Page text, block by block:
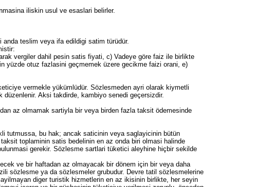
iliskin usul ve esaslari belirler.
teslim veya ifa edildigi satim türüdür.
vergiler dahil pesin satis fiyati, c) Vadeye göre faiz ile birlikte
yüzde otuz fazlasini geçmemek üzere gecikme faizi orani, e)
vermekle yükümlüdür. Sözlesmeden ayri olarak kiymetli
Aksi takdirde, kambiyo senedi geçersizdir.
az olmamak sartiyla bir veya birden fazla taksit ödemesinde
tutmussa, bu hak; ancak saticinin veya saglayicinin bütün
toplaminin satis bedelinin en az onda biri olmasi halinde
gerekir. Sözlesme sartlari tüketici aleyhine hiçbir sekilde
bu sözlesmenin bir nüshasinin tüketiciye verilmesi zorunludur. Taraflar arasinda akdedilen sözlesmede öngörülen kredi sartlari, sözlesme süresi içerisinde tüketici aleyhine degistirilemez. Sözlesmede; a) Tüketici kredisi tutari, b) Faiz ve diger unsurlarla birlikte toplam borç tutari, c) Faizin hesaplandigi yillik oran, d) Ödeme tarihleri, anapara, faiz, fon ve diger masraflarin ayri ayri belirtildigi ödeme plani, e) Istenecek teminatlar, f) Akdi faiz oraninin yüzde otuz fazlasini geçmemek üzere gecikme faizi orani, g) Borçlunun temerrüde düsmesinin hukuki sonuçlari, h) Kredinin vadesinden önce kapatilmasina iliskin sartlar, i) Kredinin yabanci para birimi cinsinden kullandirilmasi durumunda, geri ödemeye iliskin taksitlerin ve toplam kredi tutarinin hesaplanmasinda, hangi tarihteki kurun dikkate alinacagina iliskin sartlar, yer alir. Kredi veren, taksitlerden birinin veya birkaçinin ödenmemesi halinde kalan borcun tümünün ifasini talep etme hakkini sakli tutmussa, bu hak; ancak kredi verenin bütün edimlerini ifa etmis olmasi durumunda ve tüketicinin birbirini izleyen en az iki taksidi ödemede temerrüde düsmesi halinde kullanilabilir. Ancak kredi verenin bu hakkini kullanabilmesi için en az bir hafta süre vererek muacceliyet uyarisinda bulunmasi gerekir. Tüketici kredisinin teminati olarak sahsi teminat verildigi hallerde, kredi veren, asil borçluya basvurmadan, kefilden borcun ifasini isteyemez. Tüketici, kredi verene borçlandigi toplam miktari önceden ödeyebilecegi gibi ayni zamanda vadesi gelmemis bir ya da birden çok taksit ödemesinde de bulunabilir. Her iki durumda da kredi veren, ödenen miktara göre gerekli faiz ve komisyon indirimini yapmakla yükümlüdür. Bakanlik ödenen miktara göre gerekli faiz ve komisyon indiriminin ne oranda yapilacaginin usul ve esaslarini belirler. Kredi verenin, tüketici kredisini, belirli marka bir mal veya hizmet satin alinmasi ya da belirli bir satici veya saglayici ile yapilacak satis sözlesmesi sarti ile vermesi durumunda satilan malin veya hizmetin hiç ya da zamaninda teslim veya ifa edilmemesi halinde kredi veren tüketiciye karsi satici veya saglayici ile birlikte müteselsilen sorumlu olur. Kredi verenin ödemeleri bir kiymetli evraka baglamasi ya da krediyi kiymetli evrak kabul etmek suretiyle teminat altina almasi yasaktir. Bu yasaga ragmen tüketiciden bir kiymetli evrak alinacak olursa, tüketici bu kiymetli evraki kredi verenden geri istemek hakkina sahiptir. Ayrica, kredi veren kiymetli evrakin ciro edilmesi sebebiyle tüketicinin ugradigi zarari tazmin etmekle yükümlüdür. Kredi kartlari Madde 10/A- Kredi karti ile mal veya hizmet alimi sonucu nakdi krediye dönüsen veya kredi karti ile nakit çekim suretiyle kullanilan krediler de 10 uncu madde hükümlerine tabidir. Ancak, bu tür krediler hakkinda 10 uncu maddenin ikinci fikrasinin (a), (b), (h) ve (i) bentleri ile dördüncü fikra hükmü uygulanmaz. Kredi veren tarafindan tüketiciye gönderilen dönemsel hesap özetleri, 10 uncu maddenin ikinci fikrasinin (d) bendinde öngörülen ödeme plani hükmündedir. Dönemsel hesap özetinde yer alan asgari ödeme tutarinin vadesinde ödenmemesi halinde; tüketici, 10 uncu maddenin (f) bendinde yer alan gecikme faizi disinda herhangi bir isim a